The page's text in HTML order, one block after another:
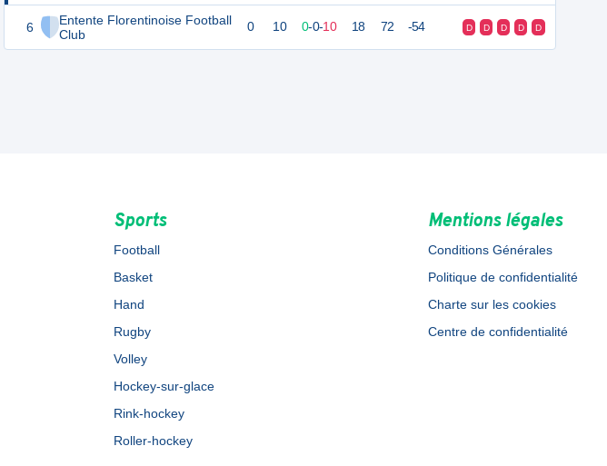
6
Entente Florentinoise Football
Club
0 10 0-0-10 18 72 -54 D D D D D
Sports
Football
Basket
Hand
Rugby
Volley
Hockey-sur-glace
Rink-hockey
Roller-hockey
Mentions légales
Conditions Générales
Politique de confidentialité
Charte sur les cookies
Centre de confidentialité